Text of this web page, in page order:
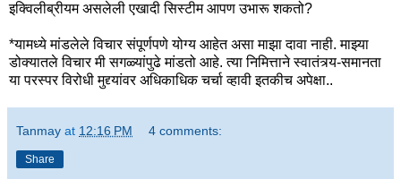
इक्विलीब्रीयम असलेली एखादी सिस्टीम आपण उभारू शकतो?
*यामध्ये मांडलेले विचार संपूर्णपणे योग्य आहेत असा माझा दावा नाही. माझ्या
डोक्यातले विचार मी सगळ्यांपुढे मांडतो आहे. त्या निमित्ताने स्वातंत्र्य-समानता
या परस्पर विरोधी मुद्द्यांवर अधिकाधिक चर्चा व्हावी इतकीच अपेक्षा..
Tanmay at 12:16 PM 4 comments:
Share